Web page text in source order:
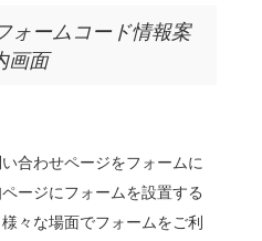
ームコード情報案
画面
合わせページをフォームに
ージにフォームを設置する
々な場面でフォームをご利